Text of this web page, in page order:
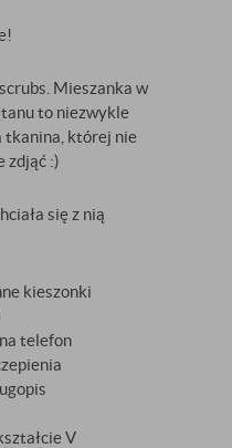
Mieszanka w
to niezwykle
tkanina, której nie
zdjąć :)
się z nią
kieszonki
telefon
V